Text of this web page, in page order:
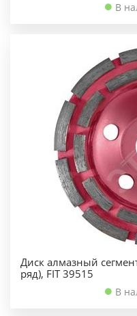
В
Диск алмазный
ряд), FIT 39515
В